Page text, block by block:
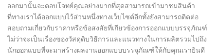
ออกมานั้นจะตอบโจทย์คุณอย่างมากที่สุดสามารถเข้ามาชมสินค้า
ที่ทางเราได้ออกแบบไว้ส่วนหนึ่งทางเว็บไซต์อีกทั้งยังสามารถติดต่อ
สอบถามเกี่ยวกับราคาหรือข้อสงสัยที่เกียวข้องการออกแบบบรรจุภัณฑ์
ไม่ว่าจะเป็นเรื่องของวัสดุดิบวิธีการและแนวทางในการผลิตรวมไปถึง
นักออกแบบที่จะมาสร้างผลงานออกแบบบรรจุภัณฑ์ให้กับคุณเรายินดี